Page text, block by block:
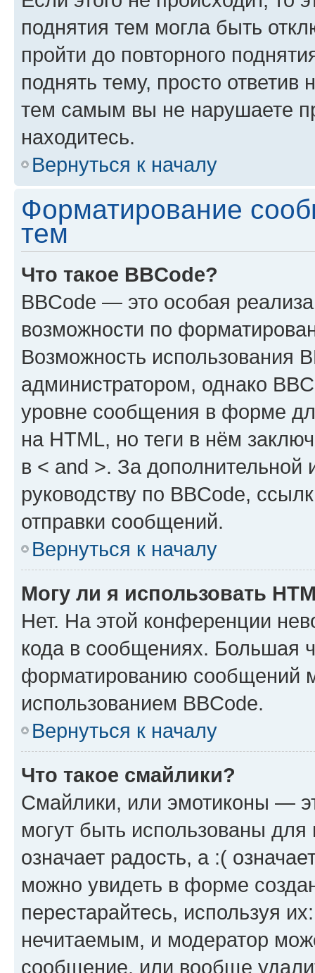
поднятия тем могла быть
пройти до повторного
поднять тему, просто ответив
тем самым вы не нарушаете
находитесь.
Вернуться к началу
Форматирование
тем
Что такое BBCode?
BBCode — это особая
возможности по
Возможность использования
администратором, однако
уровне сообщения в форме
на HTML, но теги в нём
в < and >. За
руководству по BBCode,
отправки сообщений.
Вернуться к началу
Могу ли я использовать
Нет. На этой конференции
кода в сообщениях. Большая
форматированию сообщений
использованием BBCode.
Вернуться к началу
Что такое смайлики?
Смайлики, или эмотиконы —
могут быть использованы
означает радость, а :(
можно увидеть в форме
перестарайтесь, используя
нечитаемым, и модератор
сообщение, или вообще